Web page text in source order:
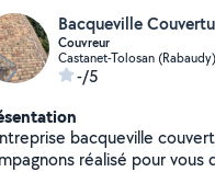
Couvreur
Castanet-Tolosan (Rabaudy)
-/5
bacqueville
réalisé pour vous